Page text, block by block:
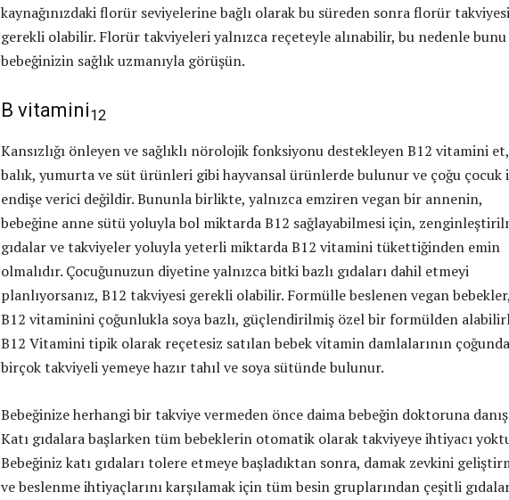
kaynağınızdaki florür seviyelerine bağlı olarak bu süreden sonra florür takviyesi
gerekli olabilir. Florür takviyeleri yalnızca reçeteyle alınabilir, bu nedenle bunu
bebeğinizin sağlık uzmanıyla görüşün.
B vitamini12
Kansızlığı önleyen ve sağlıklı nörolojik fonksiyonu destekleyen B12 vitamini et,
balık, yumurta ve süt ürünleri gibi hayvansal ürünlerde bulunur ve çoğu çocuk
endişe verici değildir. Bununla birlikte, yalnızca emziren vegan bir annenin,
bebeğine anne sütü yoluyla bol miktarda B12 sağlayabilmesi için,
gıdalar ve takviyeler yoluyla yeterli miktarda B12 vitamini tükettiğinden emin
olmalıdır. Çocuğunuzun diyetine yalnızca bitki bazlı gıdaları dahil etmeyi
planlıyorsanız, B12 takviyesi gerekli olabilir. Formülle beslenen vegan bebekler,
B12 vitaminini çoğunlukla soya bazlı, güçlendirilmiş özel bir formülden
B12 Vitamini tipik olarak reçetesiz satılan bebek vitamin damlalarının
birçok takviyeli yemeye hazır tahıl ve soya sütünde bulunur.
Bebeğinize herhangi bir takviye vermeden önce daima bebeğin doktoruna
Katı gıdalara başlarken tüm bebeklerin otomatik olarak takviyeye ihtiyacı
Bebeğiniz katı gıdaları tolere etmeye başladıktan sonra, damak zevkini
ve beslenme ihtiyaçlarını karşılamak için tüm besin gruplarından çeşitli